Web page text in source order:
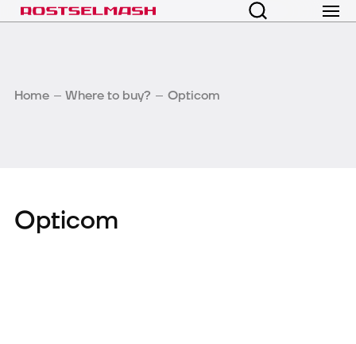
Home Where to buy? Opticom
Opticom